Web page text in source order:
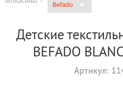
Befado
Детские
BEFADO
Артикул: